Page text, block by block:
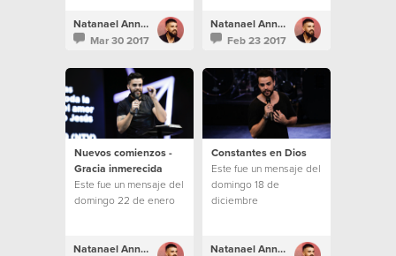
Natanael Annacondia
Mar 30 2017
Natanael Annacondia
Feb 23 2017
Nuevos comienzos -
Gracia inmerecida
Este fue un mensaje del
domingo 22 de enero
Natanael Annacondia
Constantes en Dios
Este fue un mensaje del
domingo 18 de
diciembre
Natanael Annacondia